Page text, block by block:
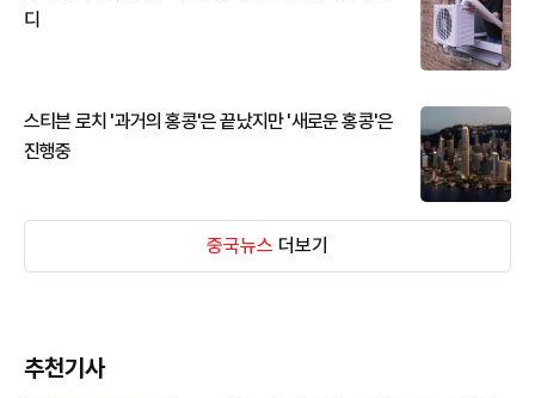
디
스티븐 로치 '과거의 홍콩'은 끝났지만 '새로운 홍콩'은
진행중
중국뉴스 더보기
추천기사